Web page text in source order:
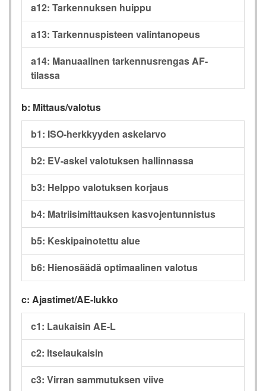
a12: Tarkennuksen huippu
a13: Tarkennuspisteen valintanopeus
a14: Manuaalinen tarkennusrengas AF-
tilassa
b: Mittaus/valotus
b1: ISO-herkkyyden askelarvo
b2: EV-askel valotuksen hallinnassa
b3: Helppo valotuksen korjaus
b4: Matriisimittauksen kasvojentunnistus
b5: Keskipainotettu alue
b6: Hienosäädä optimaalinen valotus
c: Ajastimet/AE-lukko
c1: Laukaisin AE-L
c2: Itselaukaisin
c3: Virran sammutuksen viive